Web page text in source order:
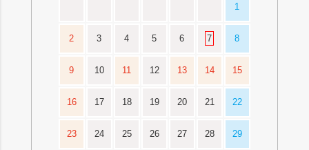
1
2 3 4 5 6 7 8
9 10 11 12 13 14 15
16 17 18 19 20 21 22
23 24 25 26 27 28 29